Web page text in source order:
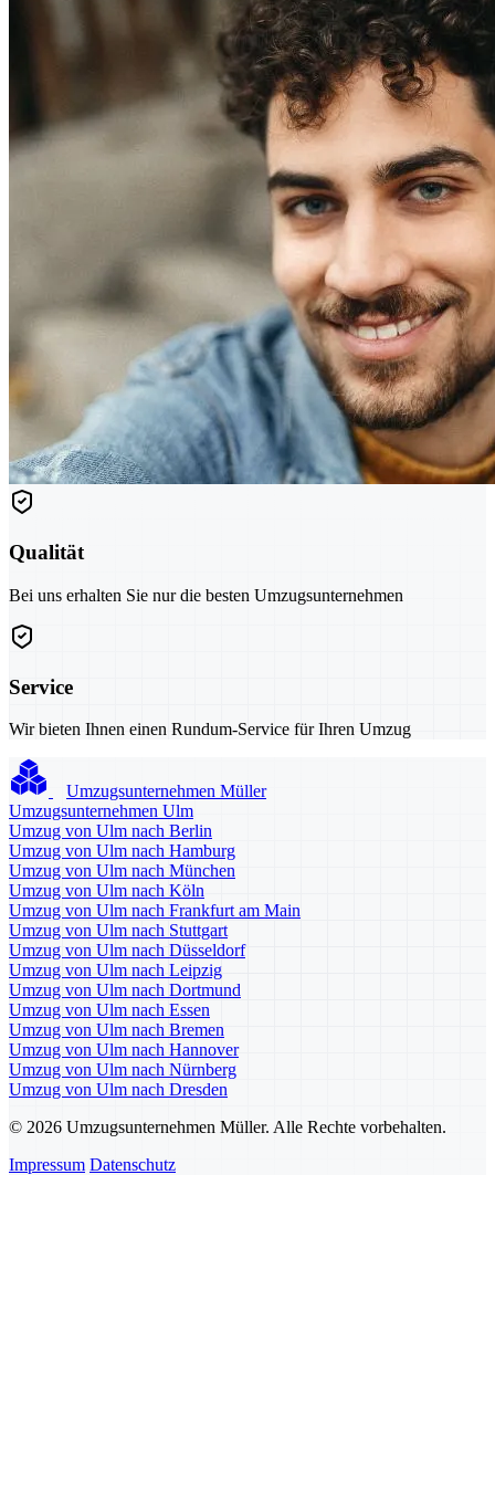
Qualität
Bei uns erhalten Sie nur die besten Umzugsunternehmen
Service
Wir bieten Ihnen einen Rundum-Service für Ihren Umzug
Umzugsunternehmen Müller
Umzugsunternehmen Ulm
Umzug von Ulm nach Berlin
Umzug von Ulm nach Hamburg
Umzug von Ulm nach München
Umzug von Ulm nach Köln
Umzug von Ulm nach Frankfurt am Main
Umzug von Ulm nach Stuttgart
Umzug von Ulm nach Düsseldorf
Umzug von Ulm nach Leipzig
Umzug von Ulm nach Dortmund
Umzug von Ulm nach Essen
Umzug von Ulm nach Bremen
Umzug von Ulm nach Hannover
Umzug von Ulm nach Nürnberg
Umzug von Ulm nach Dresden
© 2026 Umzugsunternehmen Müller. Alle Rechte vorbehalten.
Impressum Datenschutz